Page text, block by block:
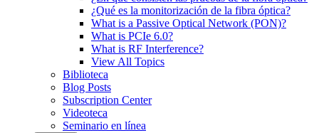
¿Qué es la monitorización de la fibra óptica?
What is a Passive Optical Network (PON)?
What is PCIe 6.0?
What is RF Interference?
View All Topics
Biblioteca
Blog Posts
Subscription Center
Videoteca
Seminario en línea